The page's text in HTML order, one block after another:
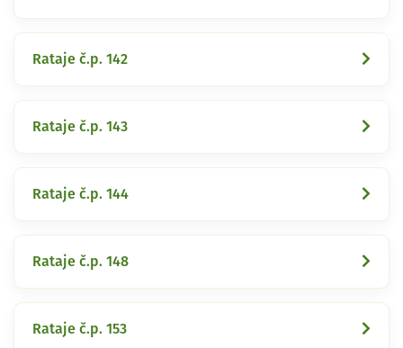
Rataje č.p. 142
Rataje č.p. 143
Rataje č.p. 144
Rataje č.p. 148
Rataje č.p. 153